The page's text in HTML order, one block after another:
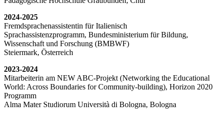
2024-2025
Fremdsprachenassistentin für Italienisch
Sprachassistenzprogramm, Bundesministerium für Bildung,
Wissenschaft und Forschung (BMBWF)
Steiermark, Österreich
2023-2024
Mitarbeiterin am NEW ABC-Projekt (Networking the Educational
World: Across Boundaries for Community-building), Horizon 2020
Programm
Alma Mater Studiorum Università di Bologna, Bologna